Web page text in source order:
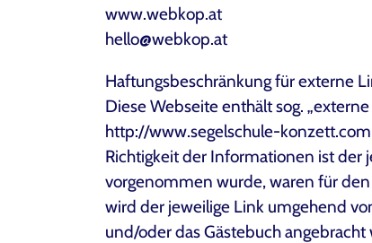
www.webkop.at
hello@webkop.at
Haftungsbeschränkung für externe
Diese Webseite enthält sog.
http://www.segelschule-
Richtigkeit der Informationen ist der
vorgenommen wurde, waren für
wird der jeweilige Link umgehend
und/oder das Gästebuch